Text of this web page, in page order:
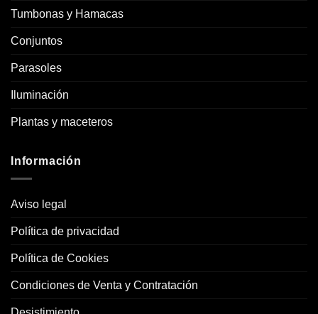
Tumbonas y Hamacas
Conjuntos
Parasoles
Iluminación
Plantas y maceteros
Información
Aviso legal
Política de privacidad
Política de Cookies
Condiciones de Venta y Contratación